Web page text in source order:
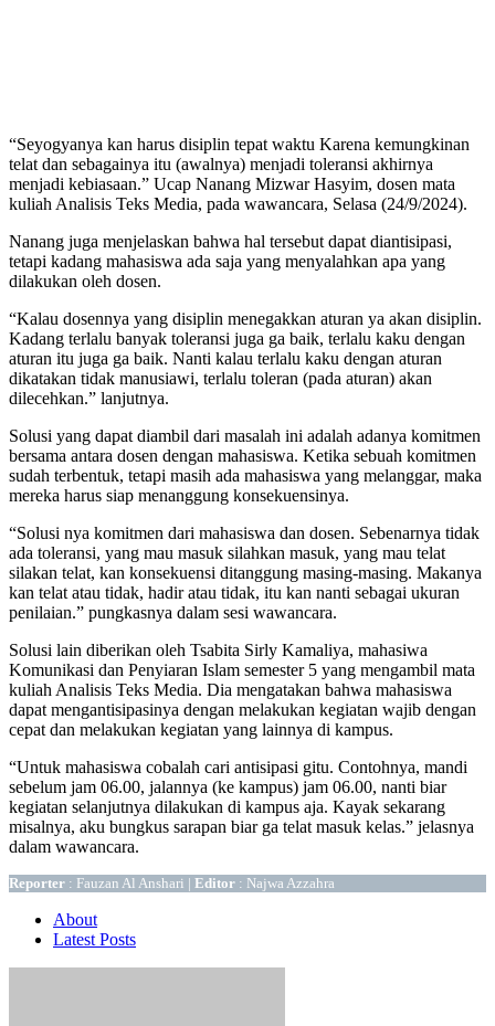
“Seyogyanya kan harus disiplin tepat waktu Karena kemungkinan
telat dan sebagainya itu (awalnya) menjadi toleransi akhirnya
menjadi kebiasaan.” Ucap Nanang Mizwar Hasyim, dosen mata
kuliah Analisis Teks Media, pada wawancara, Selasa (24/9/2024).
Nanang juga menjelaskan bahwa hal tersebut dapat diantisipasi,
tetapi kadang mahasiswa ada saja yang menyalahkan apa yang
dilakukan oleh dosen.
“Kalau dosennya yang disiplin menegakkan aturan ya akan disiplin.
Kadang terlalu banyak toleransi juga ga baik, terlalu kaku dengan
aturan itu juga ga baik. Nanti kalau terlalu kaku dengan aturan
dikatakan tidak manusiawi, terlalu toleran (pada aturan) akan
dilecehkan.” lanjutnya.
Solusi yang dapat diambil dari masalah ini adalah adanya komitmen
bersama antara dosen dengan mahasiswa. Ketika sebuah komitmen
sudah terbentuk, tetapi masih ada mahasiswa yang melanggar, maka
mereka harus siap menanggung konsekuensinya.
“Solusi nya komitmen dari mahasiswa dan dosen. Sebenarnya tidak
ada toleransi, yang mau masuk silahkan masuk, yang mau telat
silakan telat, kan konsekuensi ditanggung masing-masing. Makanya
kan telat atau tidak, hadir atau tidak, itu kan nanti sebagai ukuran
penilaian.” pungkasnya dalam sesi wawancara.
Solusi lain diberikan oleh Tsabita Sirly Kamaliya, mahasiwa
Komunikasi dan Penyiaran Islam semester 5 yang mengambil mata
kuliah Analisis Teks Media. Dia mengatakan bahwa mahasiswa
dapat mengantisipasinya dengan melakukan kegiatan wajib dengan
cepat dan melakukan kegiatan yang lainnya di kampus.
“Untuk mahasiswa cobalah cari antisipasi gitu. Contohnya, mandi
sebelum jam 06.00, jalannya (ke kampus) jam 06.00, nanti biar
kegiatan selanjutnya dilakukan di kampus aja. Kayak sekarang
misalnya, aku bungkus sarapan biar ga telat masuk kelas.” jelasnya
dalam wawancara.
Reporter : Fauzan Al Anshari | Editor : Najwa Azzahra
About
Latest Posts